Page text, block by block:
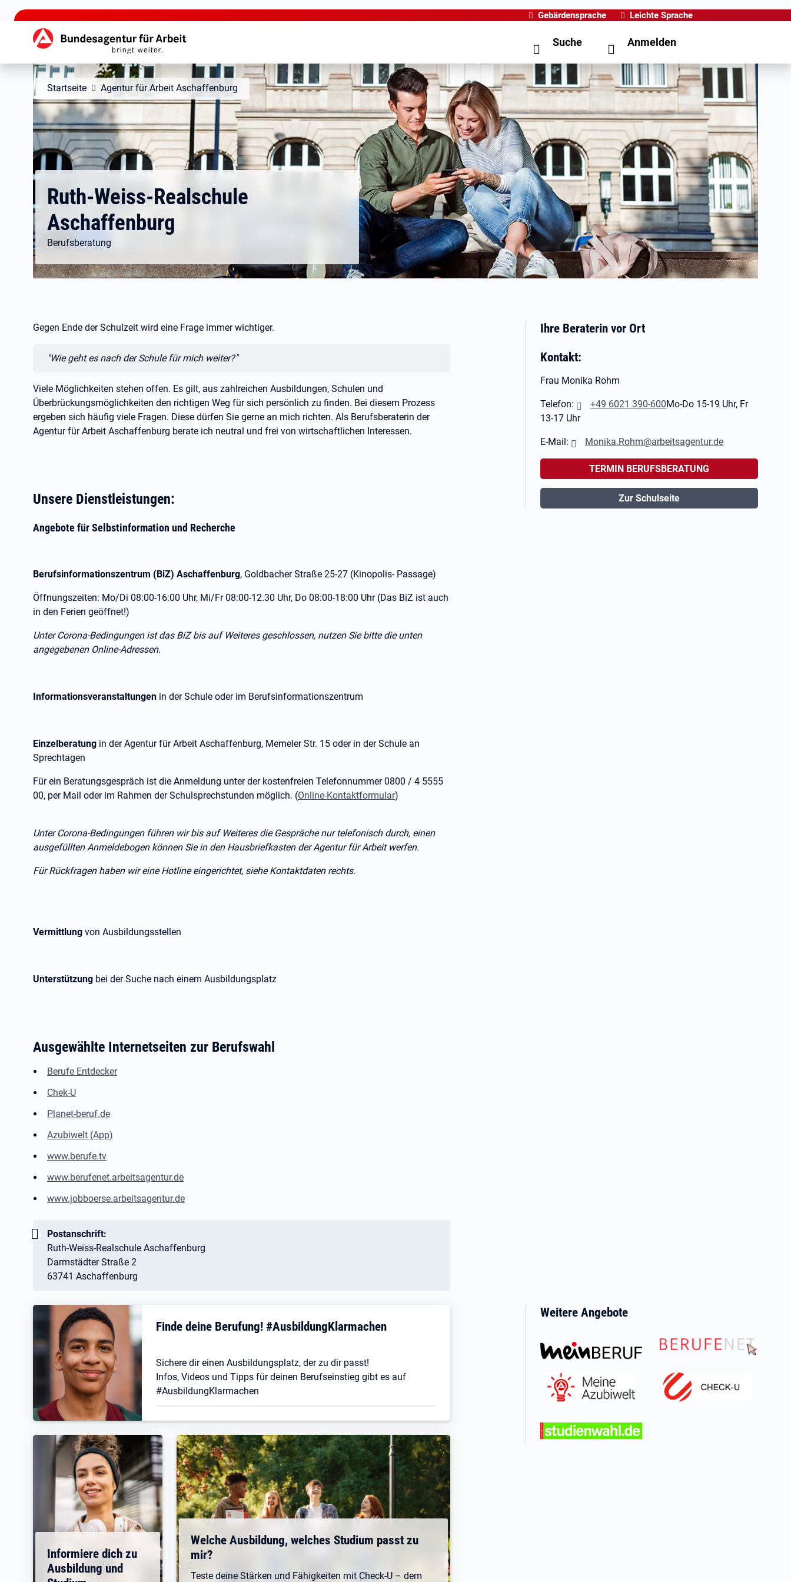
zu den Hauptinhalten springen
Gebärdensprache Leichte Sprache
Hauptnavigation Suche Anmelden
Startseite Agentur für Arbeit Aschaffenburg
Ruth-Weiss-Realschule
Aschaffenburg
Berufsberatung
Gegen Ende der Schulzeit wird eine Frage immer wichtiger.
Zitat:
"Wie geht es nach der Schule für mich weiter?"
Viele Möglichkeiten stehen offen. Es gilt, aus zahlreichen Ausbildungen, Schulen und
Überbrückungsmöglichkeiten den richtigen Weg für sich persönlich zu finden. Bei diesem Prozess
ergeben sich häufig viele Fragen. Diese dürfen Sie gerne an mich richten. Als Berufsberaterin der
Agentur für Arbeit Aschaffenburg berate ich neutral und frei von wirtschaftlichen Interessen.
Unsere Dienstleistungen:
Angebote für Selbstinformation und Recherche
Berufsinformationszentrum (BiZ) Aschaffenburg, Goldbacher Straße 25-27 (Kinopolis- Passage)
Öffnungszeiten: Mo/Di 08:00-16:00 Uhr, Mi/Fr 08:00-12.30 Uhr, Do 08:00-18:00 Uhr (Das BiZ ist auch
in den Ferien geöffnet!)
Unter Corona-Bedingungen ist das BiZ bis auf Weiteres geschlossen, nutzen Sie bitte die unten
angegebenen Online-Adressen.
Informationsveranstaltungen in der Schule oder im Berufsinformationszentrum
Einzelberatung in der Agentur für Arbeit Aschaffenburg, Memeler Str. 15 oder in der Schule an
Sprechtagen
Für ein Beratungsgespräch ist die Anmeldung unter der kostenfreien Telefonnummer 0800 / 4 5555
00, per Mail oder im Rahmen der Schulsprechstunden möglich. (Online-Kontaktformular)
Unter Corona-Bedingungen führen wir bis auf Weiteres die Gespräche nur telefonisch durch, einen
ausgefüllten Anmeldebogen können Sie in den Hausbriefkasten der Agentur für Arbeit werfen.
Für Rückfragen haben wir eine Hotline eingerichtet, siehe Kontaktdaten rechts.
Vermittlung von Ausbildungsstellen
Unterstützung bei der Suche nach einem Ausbildungsplatz
Ausgewählte Internetseiten zur Berufswahl
Berufe Entdecker
Chek-U
Planet-beruf.de
Azubiwelt (App)
www.berufe.tv
www.berufenet.arbeitsagentur.de
www.jobboerse.arbeitsagentur.de
Wichtig:
Postanschrift:
Ruth-Weiss-Realschule Aschaffenburg
Darmstädter Straße 2
63741 Aschaffenburg
Ihre Beraterin vor Ort
Kontakt:
Frau Monika Rohm
Telefon: +49 6021 390-600Mo-Do 15-19 Uhr, Fr
13-17 Uhr
E-Mail: Monika.Rohm@arbeitsagentur.de
TERMIN BERUFSBERATUNG
Zur Schulseite
Finde deine Berufung! #AusbildungKlarmachen
Sichere dir einen Ausbildungsplatz, der zu dir passt!
Infos, Videos und Tipps für deinen Berufseinstieg gibt es auf
#AusbildungKlarmachen
Informiere dich zu
Ausbildung und
Welche Ausbildung, welches Studium passt zu
mir?
Teste deine Stärken und Fähigkeiten mit Check-U – dem
Weitere Angebote